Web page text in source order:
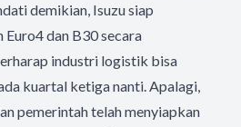
demikian, Isuzu siap
dan B30 secara
industri logistik bisa
kuartal ketiga nanti. Apalagi,
pemerintah telah menyiapkan